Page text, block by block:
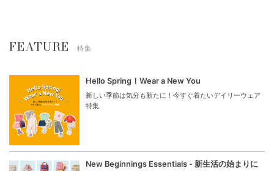
FEATURE 特集
Hello Spring！Wear a New You
新しい季節は気分も新たに！今すぐ着たいデイリーウェア
特集
New Beginnings Essentials - 新生活の始まりに